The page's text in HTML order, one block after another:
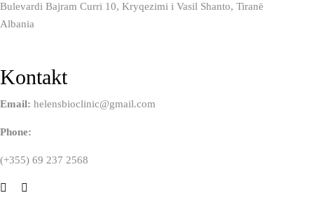
Bulevardi Bajram Curri 10, Kryqezimi i Vasil Shanto, Tiranë
Albania
Kontakt
Email: helensbioclinic@gmail.com
Phone:
(+355) 69 237 2568